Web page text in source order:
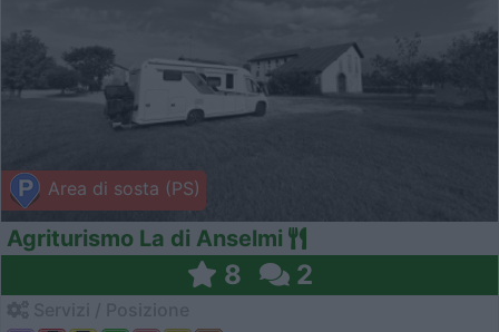
Area di sosta (PS)
Agriturismo La di Anselmi
8 2